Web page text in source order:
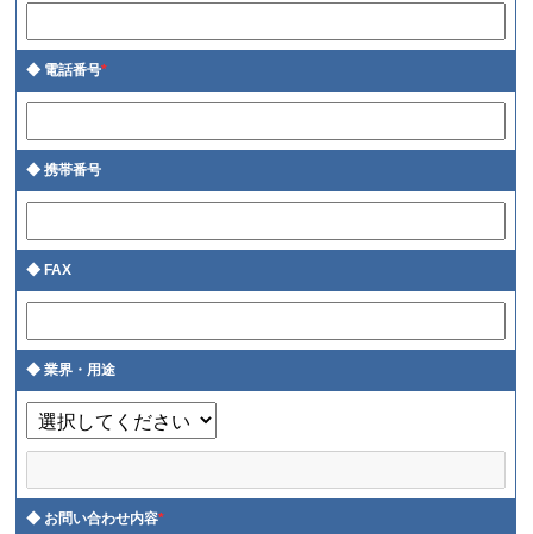
電話番号*
携帯番号
FAX
業界・用途
お問い合わせ内容*